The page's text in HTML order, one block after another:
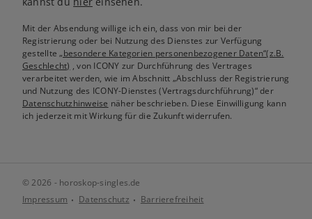
Mit der Absendung willige ich ein, dass von mir bei der
Registrierung oder bei Nutzung des Dienstes zur Verfügung
gestellte„besondere Kategorien personenbezogener Daten“(z.B.
Geschlecht) , von ICONY zur Durchführung des Vertrages
verarbeitet werden, wie im Abschnitt „Abschluss der Registrierung
und Nutzung des ICONY-Dienstes (Vertragsdurchführung)“ der
Datenschutzhinweise näher beschrieben. Diese Einwilligung kann
ich jederzeit mit Wirkung für die Zukunft widerrufen.
© 2026 - horoskop-singles.de
Impressum
Datenschutz Barrierefreiheit